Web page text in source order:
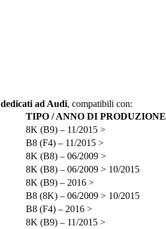
dedicati ad Audi, compatibili con:
TIPO / ANNO DI PRODUZIONE
8K (B9) – 11/2015 >
B8 (F4) – 11/2015 >
8K (B8) – 06/2009 >
8K (B8) – 06/2009 > 10/2015
8K (B9) – 2016 >
B8 (8K) – 06/2009 > 10/2015
B8 (F4) – 2016 >
8K (B9) – 11/2015 >